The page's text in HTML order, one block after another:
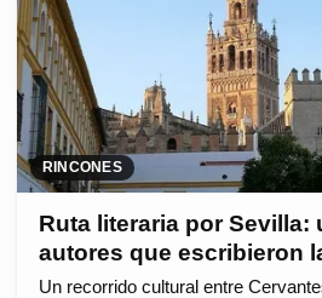
RINCONES
Ruta literaria por Sevilla:
autores que escribieron
Un recorrido cultural entre